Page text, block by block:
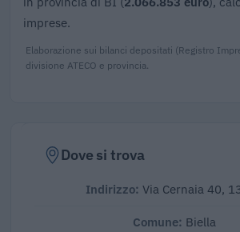
imprese.
Elaborazione sui bilanci depositati (Registro
divisione ATECO e provincia.
Dove si trova
Indirizzo: Via Cernaia 40,
Comune: Biella